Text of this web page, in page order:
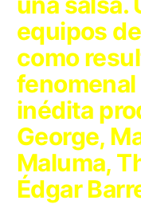
equipos
como
inédita
George,
Maluma,
Édgar